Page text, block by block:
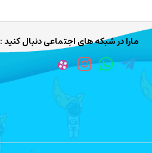
مارا در شبکه های اجتماعی دنبال کنید :